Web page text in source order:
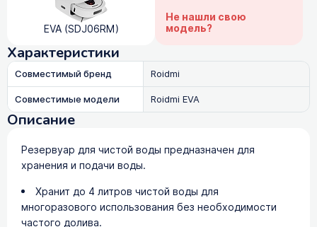
EVA (SDJ06RM)
Не нашли свою
модель?
Характеристики
Совместимый бренд
Roidmi
Совместимые модели
Roidmi EVA
Описание
Резервуар для чистой воды предназначен для
хранения и подачи воды.
Хранит до 4 литров чистой воды для
многоразового использования без необходимости
частого долива.